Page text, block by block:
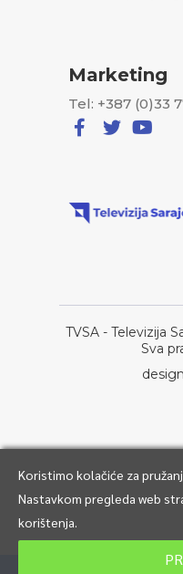
Marketing
Tel: +387 (0)33
TVSA - Televizija
Sva
Koristimo kolačiće za
Nastavkom pregleda web
korištenja.